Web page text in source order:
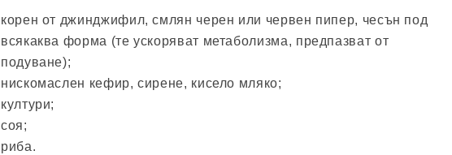
корен от джинджифил, смлян черен или червен пипер, чесън под
всякаква форма (те ускоряват метаболизма, предпазват от
подуване);
нискомаслен кефир, сирене, кисело мляко;
култури;
соя;
риба.